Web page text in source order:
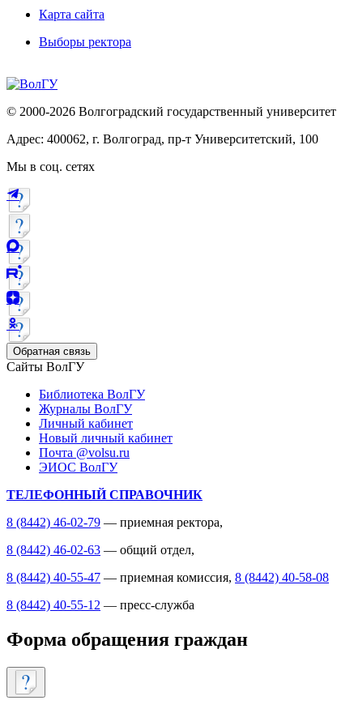
Карта сайта
Выборы ректора
© 2000-2026 Волгоградский государственный университет
Адрес: 400062, г. Волгоград, пр-т Университетский, 100
Мы в соц. сетях
Обратная связь
Сайты ВолГУ
Библиотека ВолГУ
Журналы ВолГУ
Личный кабинет
Новый личный кабинет
Почта @volsu.ru
ЭИОС ВолГУ
ТЕЛЕФОННЫЙ СПРАВОЧНИК
8 (8442) 46-02-79 — приемная ректора,
8 (8442) 46-02-63 — общий отдел,
8 (8442) 40-55-47 — приемная комиссия, 8 (8442) 40-58-08
8 (8442) 40-55-12 — пресс-служба
Форма обращения граждан